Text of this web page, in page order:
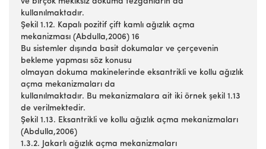
kullanılmaktadır.
Şekil 1.12. Kapalı pozitif çift kamlı ağızlık açma
mekanizması (Abdulla,2006) 16
Bu sistemler dışında basit dokumalar ve çerçevenin
bekleme yapması söz konusu
olmayan dokuma makinelerinde eksantrikli ve kollu ağızlık
açma mekanizmaları da
kullanılmaktadır. Bu mekanizmalara ait iki örnek şekil 1.13
de verilmektedir.
Şekil 1.13. Eksantrikli ve kollu ağızlık açma mekanizmaları
(Abdulla,2006)
1.3.2. Jakarlı ağızlık açma mekanizmaları